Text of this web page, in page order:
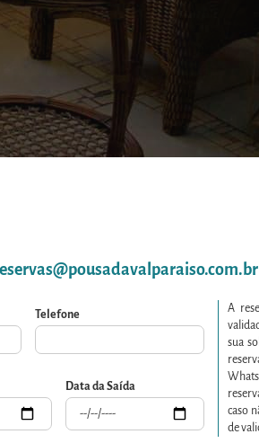
Telefone
Data da Saída
A
sua
caso
de